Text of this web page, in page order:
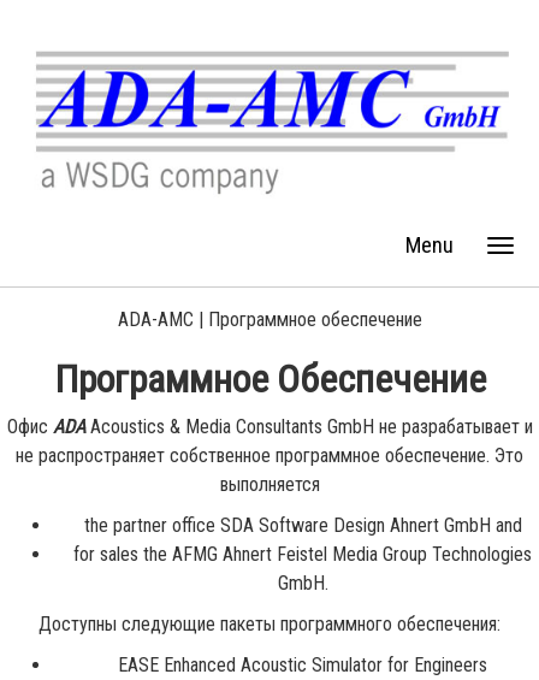
Menu
ADA-AMC | Программное обеспечение
Программное Обеспечение
Офис ADAAcoustics & Media Consultants GmbH не разрабатывает и
не распространяет собственное программное обеспечение. Это
выполняется
the partner office SDA Software Design Ahnert GmbH and
for sales the AFMG Ahnert Feistel Media Group Technologies
GmbH.
Доступны следующие пакеты программного обеспечения:
EASE Enhanced Acoustic Simulator for Engineers